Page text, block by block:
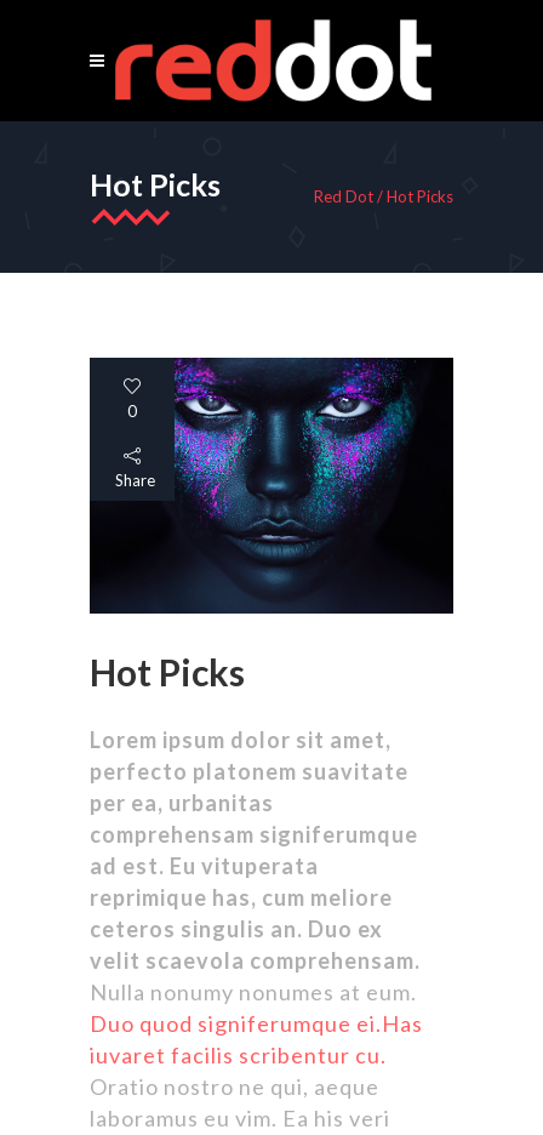
Hot Picks Red Dot/Hot Picks
0
Share
Hot Picks
Lorem ipsum dolor sit amet,
perfecto platonem suavitate
per ea, urbanitas
comprehensam signiferumque
ad est. Eu vituperata
reprimique has, cum meliore
ceteros singulis an. Duo ex
velit scaevola comprehensam.
Nulla nonumy nonumes at eum.
Duo quod signiferumque ei.Has
iuvaret facilis scribentur cu.
Oratio nostro ne qui, aeque
laboramus eu vim. Ea his veri